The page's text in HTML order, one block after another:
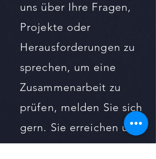
uns über Ihre Fragen,
Projekte oder
Herausforderungen zu
sprechen, um eine
Zusammenarbeit zu
prüfen, melden Sie sich
gern. Sie erreichen uns
unter